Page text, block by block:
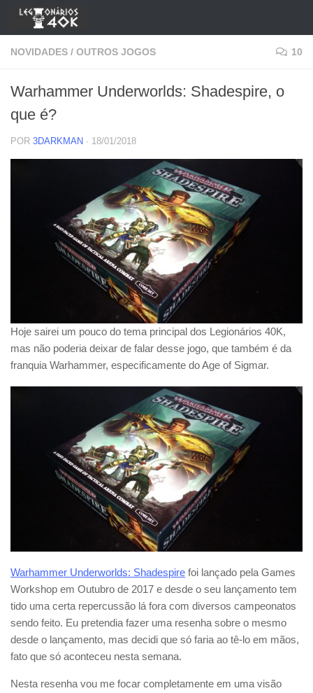
Skip to content
NOVIDADES / OUTROS JOGOS 10
Warhammer Underworlds: Shadespire, o
que é?
POR 3DARKMAN · 18/01/2018
Hoje sairei um pouco do tema principal dos Legionários 40K,
mas não poderia deixar de falar desse jogo, que também é da
franquia Warhammer, especificamente do Age of Sigmar.
Warhammer Underworlds: Shadespire foi lançado pela Games
Workshop em Outubro de 2017 e desde o seu lançamento tem
tido uma certa repercussão lá fora com diversos campeonatos
sendo feito. Eu pretendia fazer uma resenha sobre o mesmo
desde o lançamento, mas decidi que só faria ao tê-lo em mãos,
fato que só aconteceu nesta semana.
Nesta resenha vou me focar completamente em uma visão